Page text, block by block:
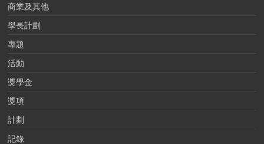
商業及其他
學長計劃
專題
活動
獎學金
獎項
計劃
記錄